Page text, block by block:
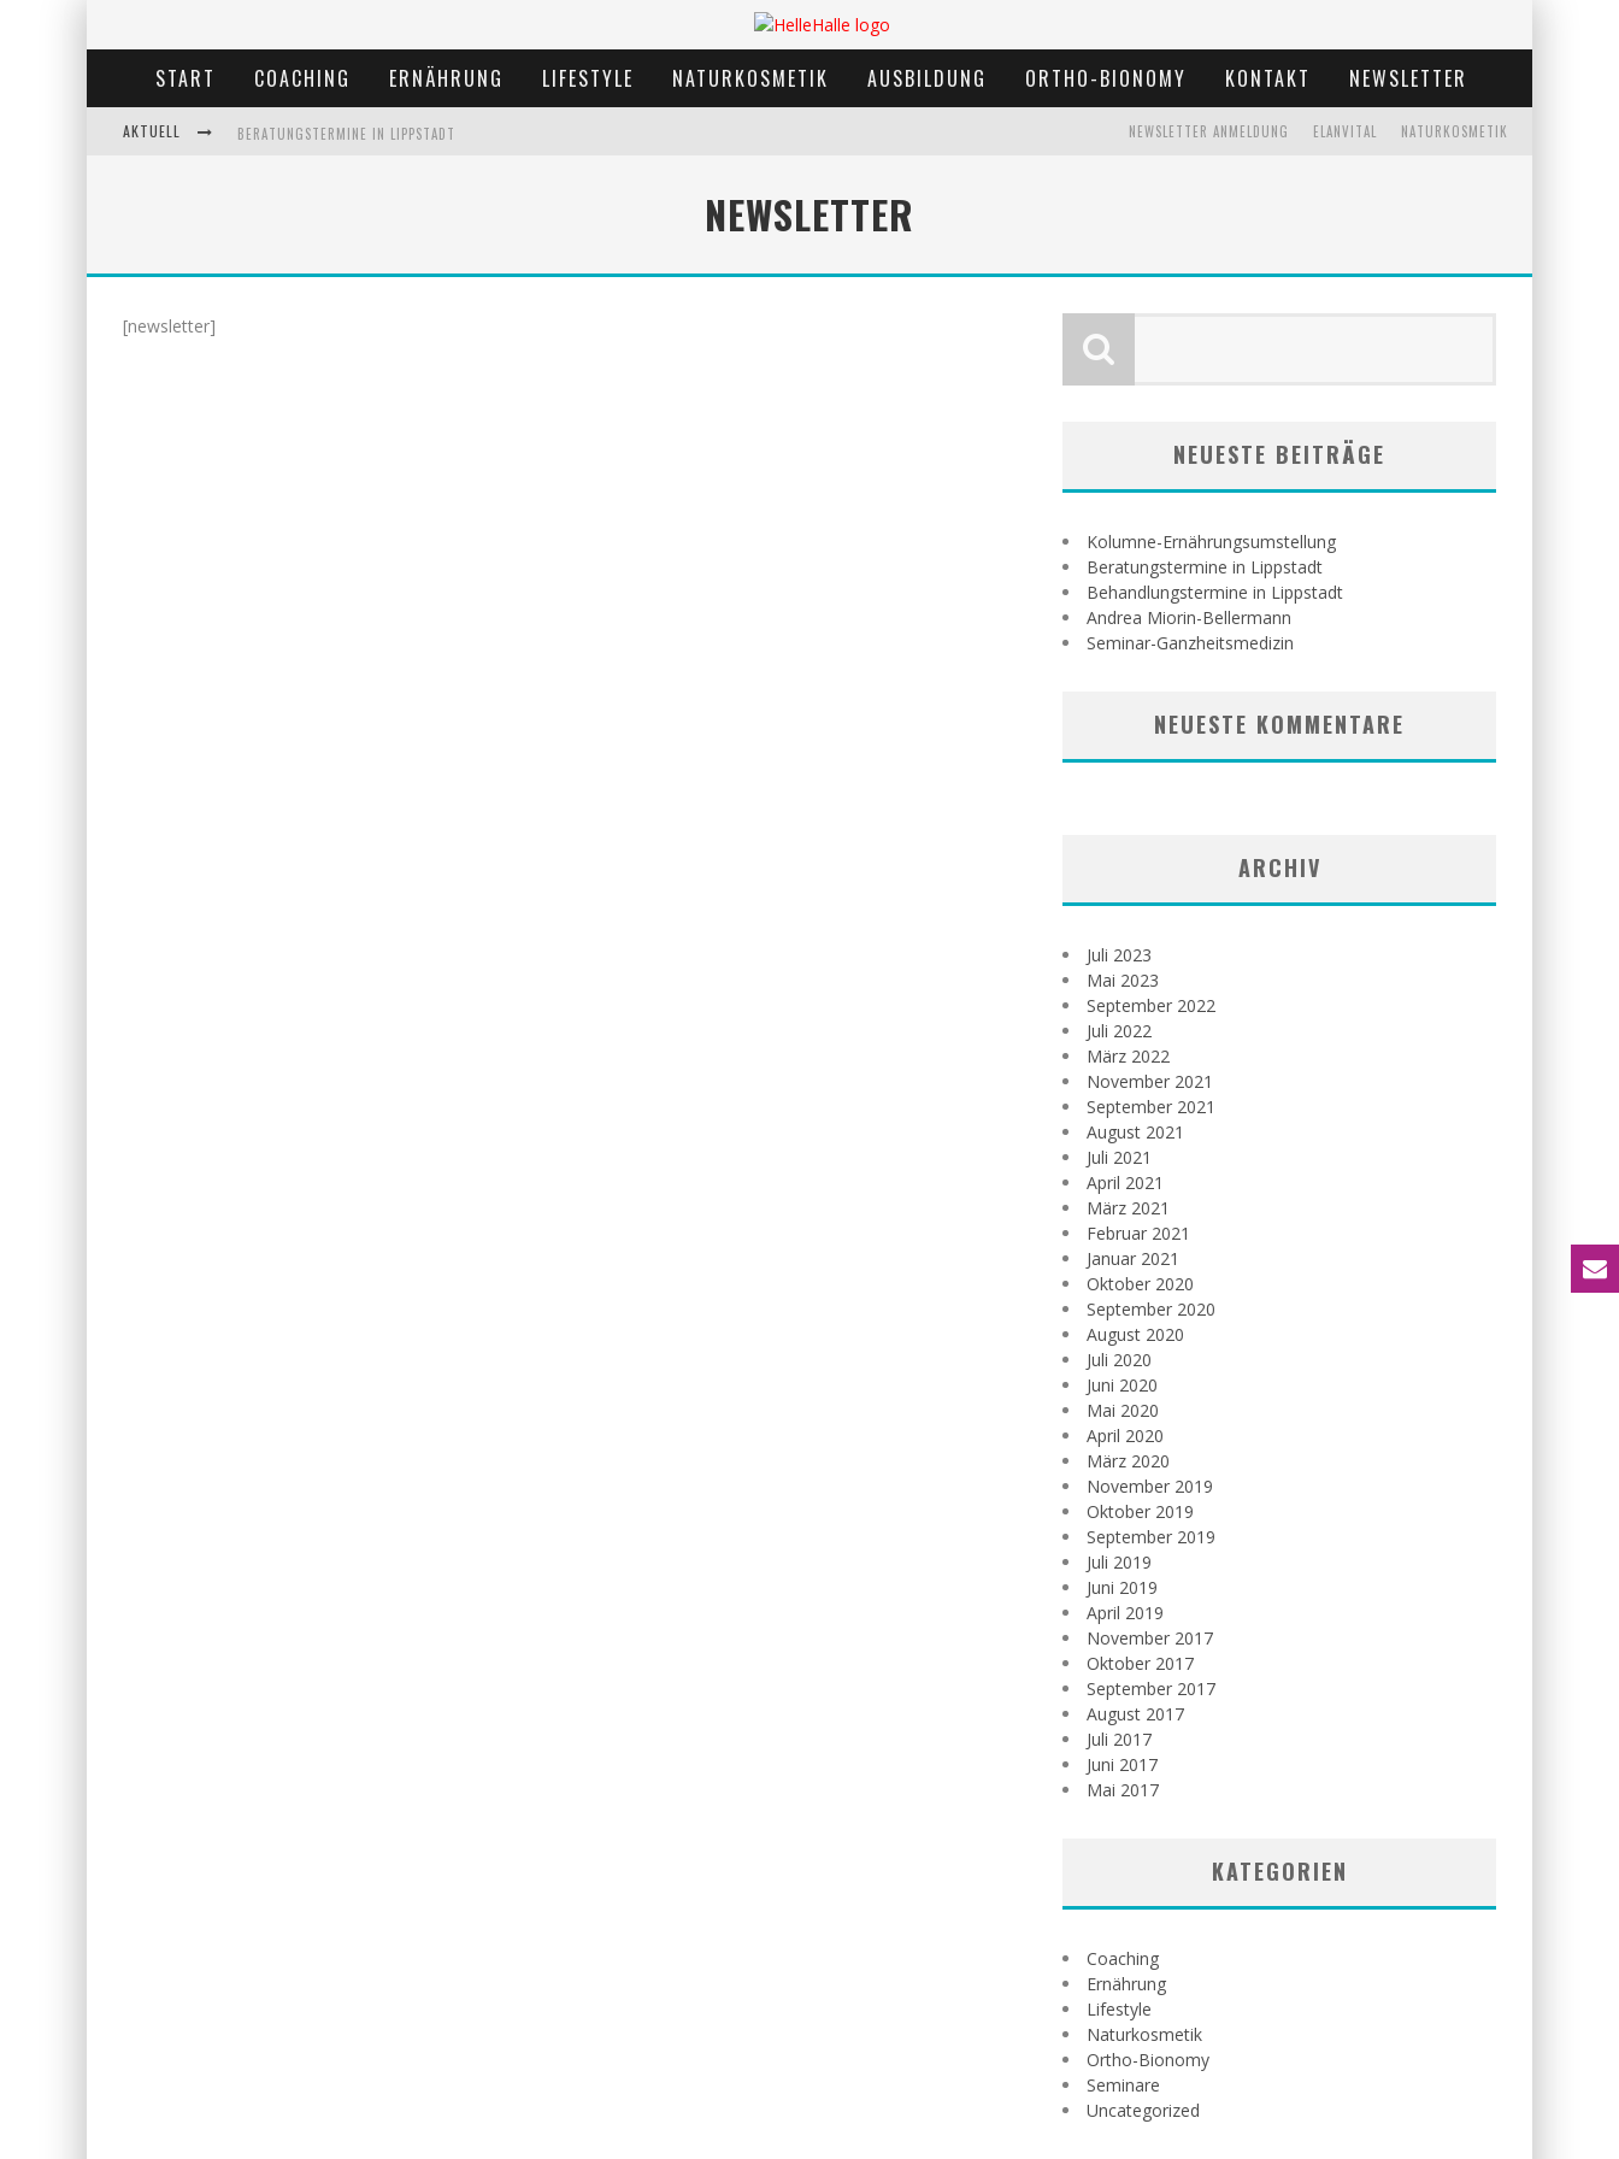
START COACHING ERNÄHRUNG LIFESTYLE NATURKOSMETIK AUSBILDUNG ORTHO-BIONOMY KONTAKT NEWSLETTER
AKTUELL BERATUNGSTERMINE IN LIPPSTADT NATURKOSMETIK
ELANVITAL
NEWSLETTER ANMELDUNG
NEWSLETTER
[newsletter]
NEUESTE BEITRÄGE
Kolumne-Ernährungsumstellung
Beratungstermine in Lippstadt
Behandlungstermine in Lippstadt
Andrea Miorin-Bellermann
Seminar-Ganzheitsmedizin
NEUESTE KOMMENTARE
ARCHIV
Juli 2023
Mai 2023
September 2022
Juli 2022
März 2022
November 2021
September 2021
August 2021
Juli 2021
April 2021
März 2021
Februar 2021
Januar 2021
Oktober 2020
September 2020
August 2020
Juli 2020
Juni 2020
Mai 2020
April 2020
März 2020
November 2019
Oktober 2019
September 2019
Juli 2019
Juni 2019
April 2019
November 2017
Oktober 2017
September 2017
August 2017
Juli 2017
Juni 2017
Mai 2017
KATEGORIEN
Coaching
Ernährung
Lifestyle
Naturkosmetik
Ortho-Bionomy
Seminare
Uncategorized